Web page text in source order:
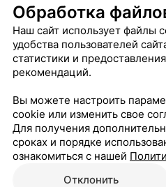
у Масловская Татьяны
Такой чуткий, внимател...
благодарим Вас за
усилий, чтобы
Обработка
Наш сайт использует файлы
удобства пользователей
статистики и
рекомендаций.
Вы можете настроить
cookie или изменить свое
Для получения
сроках и порядке
ознакомиться с нашей
Отклонить